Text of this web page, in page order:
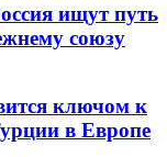
ищут путь
союзу
ключом к
в Европе